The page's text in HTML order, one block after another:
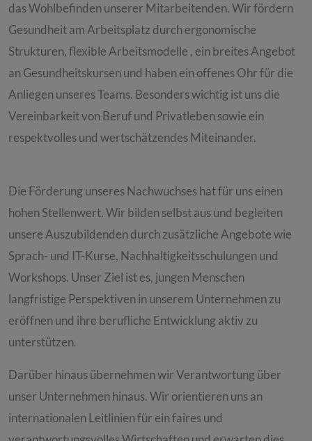
das Wohlbefinden unserer Mitarbeitenden. Wir fördern
Gesundheit am Arbeitsplatz durch ergonomische
Strukturen, flexible Arbeitsmodelle , ein breites Angebot
an Gesundheitskursen und haben ein offenes Ohr für die
Anliegen unseres Teams. Besonders wichtig ist uns die
Vereinbarkeit von Beruf und Privatleben sowie ein
respektvolles und wertschätzendes Miteinander.
Die Förderung unseres Nachwuchses hat für uns einen
hohen Stellenwert. Wir bilden selbst aus und begleiten
unsere Auszubildenden durch zusätzliche Angebote wie
Sprach- und IT-Kurse, Nachhaltigkeitsschulungen und
Workshops. Unser Ziel ist es, jungen Menschen
langfristige Perspektiven in unserem Unternehmen zu
eröffnen und ihre berufliche Entwicklung aktiv zu
unterstützen.
Darüber hinaus übernehmen wir Verantwortung über
unser Unternehmen hinaus. Wir orientieren uns an
internationalen Leitlinien für ein faires und